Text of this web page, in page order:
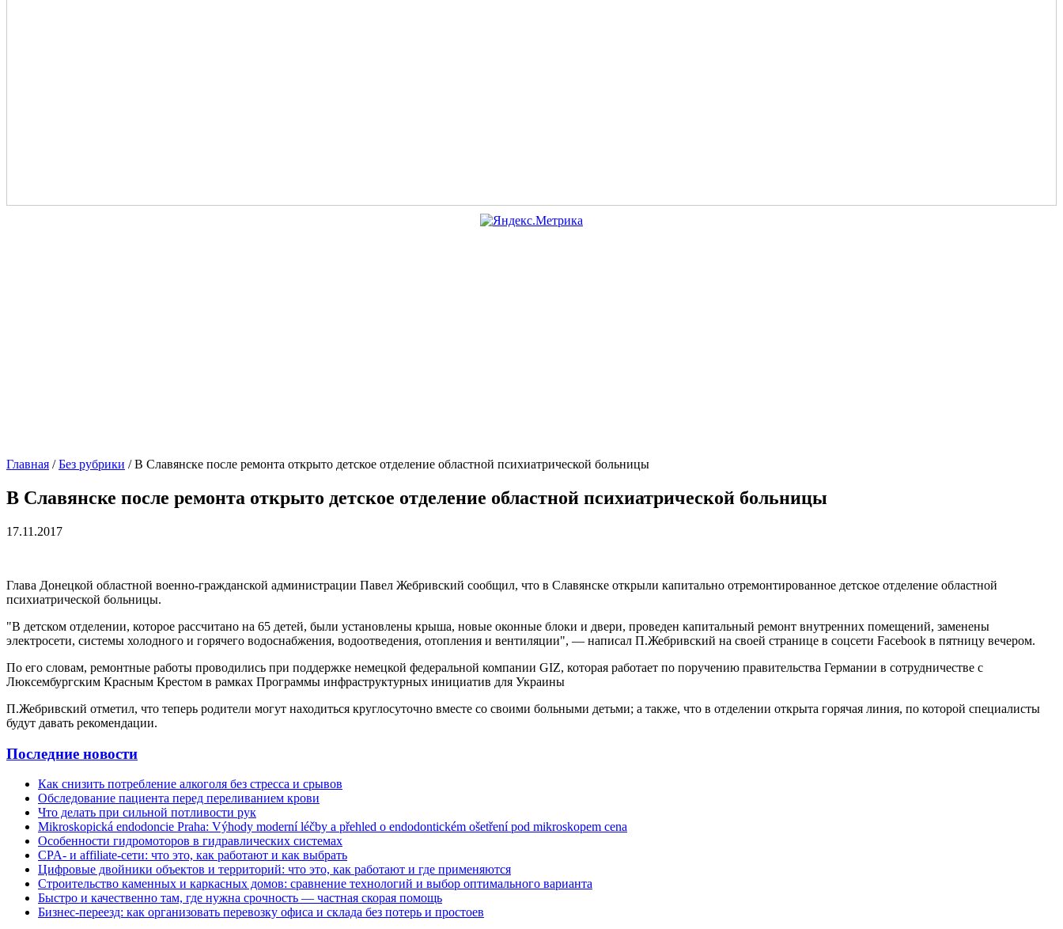
Главная /Без рубрики /В Славянске после ремонта открыто детское отделение областной психиатрической больницы
В Славянске после ремонта открыто детское отделение областной психиатрической больницы
17.11.2017
Глава Донецкой областной военно-гражданской администрации Павел Жебривский сообщил, что в Славянске открыли капитально отремонтированное детское отделение областной
психиатрической больницы.
"В детском отделении, которое рассчитано на 65 детей, были установлены крыша, новые оконные блоки и двери, проведен капитальный ремонт внутренних помещений, заменены
электросети, системы холодного и горячего водоснабжения, водоотведения, отопления и вентиляции", — написал П.Жебривский на своей странице в соцсети Facebook в пятницу вечером.
По его словам, ремонтные работы проводились при поддержке немецкой федеральной компании GIZ, которая работает по поручению правительства Германии в сотрудничестве с
Люксембургским Красным Крестом в рамках Программы инфраструктурных инициатив для Украины
П.Жебривский отметил, что теперь родители могут находиться круглосуточно вместе со своими больными детьми; а также, что в отделении открыта горячая линия, по которой специалисты
будут давать рекомендации.
Последние новости
Как снизить потребление алкоголя без стресса и срывов
Обследование пациента перед переливанием крови
Что делать при сильной потливости рук
Mikroskopická endodoncie Praha: Výhody moderní léčby a přehled o endodontickém ošetření pod mikroskopem cena
Особенности гидромоторов в гидравлических системах
CPA- и affiliate-сети: что это, как работают и как выбрать
Цифровые двойники объектов и территорий: что это, как работают и где применяются
Строительство каменных и каркасных домов: сравнение технологий и выбор оптимального варианта
Быстро и качественно там, где нужна срочность — частная скорая помощь
Бизнес-переезд: как организовать перевозку офиса и склада без потерь и простоев